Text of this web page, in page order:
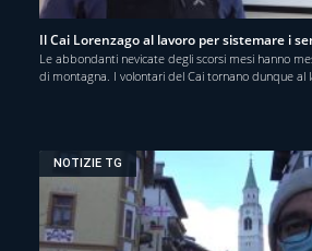
Il Cai Lorenzago al lavoro per sistemare i
Le abbondanti nevicate degli scorsi mesi hanno
di montagna. I volontari del Cai tornano dunque al
NOTIZIE TG